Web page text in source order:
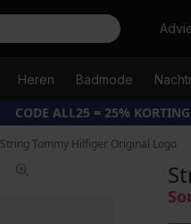
Zoeken
Heren Badmode
CODE ALL25 = 25%
String Tommy Hilfiger Original Logo